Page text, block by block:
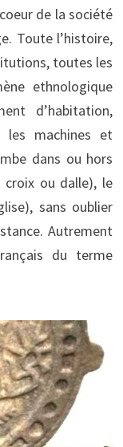
de la société
Toute l’histoire,
toutes les
ethnologique
d’habitation,
les machines et
dans ou hors
croix ou dalle), le
sans oublier
Autrement
du terme